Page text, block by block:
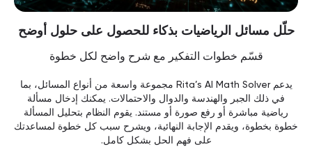
حلّل مسائل الرياضيات بذكاء للحصول على حلول أوضح
قسّم خطوات التفكير مع شرح واضح لكل خطوة
يدعم Rita’s AI Math Solver مجموعة واسعة من أنواع المسائل، بما
في ذلك الجبر والهندسة والدوال والاحتمالات. يمكنك إدخال مسألة
رياضية مباشرة أو رفع صورة أو مستند. يقوم النظام بتحليل المسألة
خطوة بخطوة، ويقدم الإجابة النهائية، ويشرح سبب كل خطوة لمساعدتك
على فهم الحل بشكل كامل.